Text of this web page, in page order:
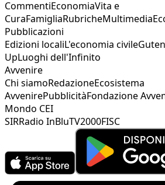
CommentiEconomiaVita e
CuraFamigliaRubricheMultimedia
Pubblicazioni
Edizioni localiL'economia civile
UpLuoghi dell'Infinito
Avvenire
Chi siamoRedazioneEcosistema
AvvenirePubblicitàFondazione
Mondo CEI
SIRRadio InBluTV2000FISC